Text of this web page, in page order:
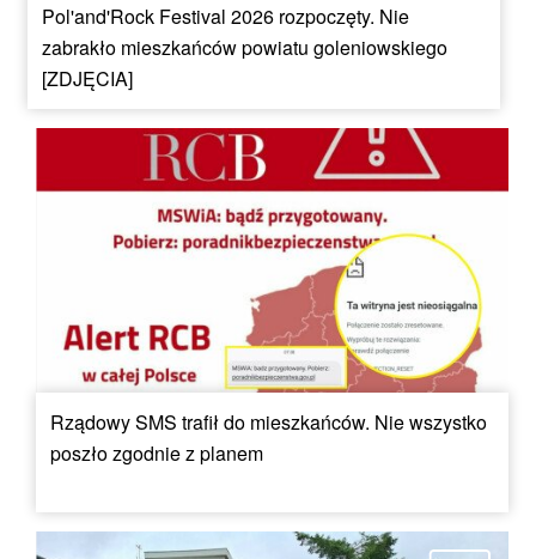
Pol'and'Rock Festival 2026 rozpoczęty. Nie
zabrakło mieszkańców powiatu goleniowskiego
[ZDJĘCIA]
Rządowy SMS trafił do mieszkańców. Nie wszystko
poszło zgodnie z planem